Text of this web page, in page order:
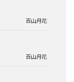
百山月花
百山月花